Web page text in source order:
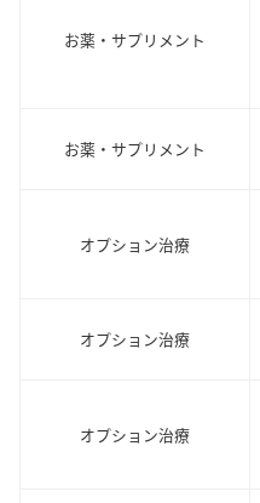
お薬・サプリメント
お薬・サプリメント
オプション治療
オプション治療
オプション治療